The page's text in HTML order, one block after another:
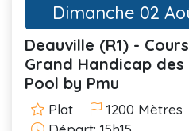
Dimanche 02
Deauville (R1) -
Grand Handicap
Pool by Pmu
Plat 1200 Mètres